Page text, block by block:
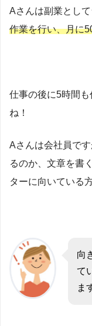
Aさんは副業とし
作業を行い、月に
仕事の後に5時間
ね！
Aさんは会社員で
るのか、文章を書
ターに向いている
向
て
ま